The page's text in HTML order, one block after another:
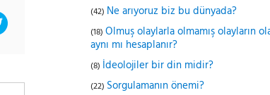
(42) Ne arıyoruz biz bu dünyada?
(18) Olmuş olaylarla olmamış olayların
aynı mı hesaplanır?
(8) İdeolojiler bir din midir?
(22) Sorgulamanın önemi?